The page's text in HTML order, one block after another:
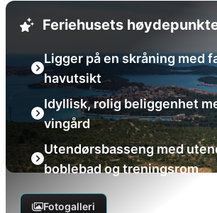
Feriehusets
Ligger på en skråning med
havutsikt
Idyllisk, rolig beliggenhet
vingård
Utendørsbasseng med
boblebad og treningsrom
Fotogalleri